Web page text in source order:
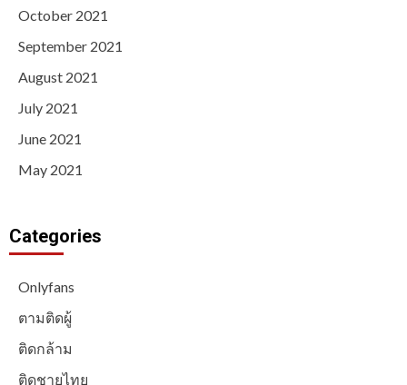
October 2021
September 2021
August 2021
July 2021
June 2021
May 2021
Categories
Onlyfans
ตามติดผู้
ติดกล้าม
ติดชายไทย